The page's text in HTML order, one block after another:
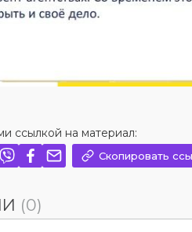
ссылкой на материал:
Скопировать
(0)